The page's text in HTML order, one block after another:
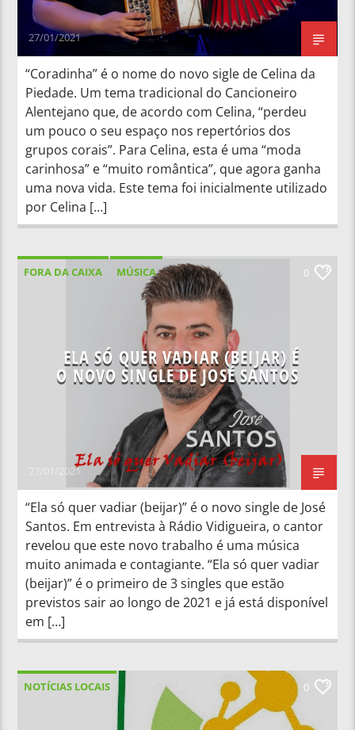
27/01/2021
“Coradinha” é o nome do novo sigle de Celina da
Piedade. Um tema tradicional do Cancioneiro
Alentejano que, de acordo com Celina, “perdeu
um pouco o seu espaço nos repertórios dos
grupos corais”. Para Celina, esta é uma “moda
carinhosa” e “muito romântica”, que agora ganha
uma nova vida. Este tema foi inicialmente utilizado
por Celina […]
FORA DA CAIXA MÚSICA 0
ELA SÓ QUER VADIAR (BEIJAR) É
O NOVO SINGLE DE JOSÉ SANTOS
27/01/2021
“Ela só quer vadiar (beijar)” é o novo single de José
Santos. Em entrevista à Rádio Vidigueira, o cantor
revelou que este novo trabalho é uma música
muito animada e contagiante. “Ela só quer vadiar
(beijar)” é o primeiro de 3 singles que estão
previstos sair ao longo de 2021 e já está disponível
em […]
NOTÍCIAS LOCAIS 0